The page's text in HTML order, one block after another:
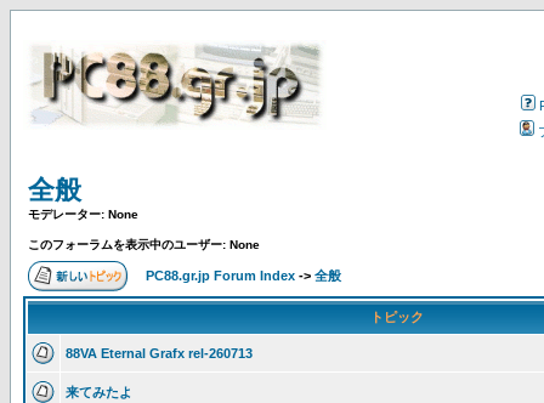
全般
モデレーター: None
このフォーラムを表示中のユーザー: None
PC88.gr.jp Forum Index -> 全般
トピック
88VA Eternal Grafx rel-260713
来てみたよ